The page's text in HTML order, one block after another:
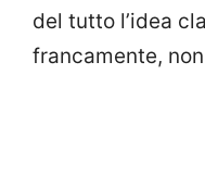
del tutto l’idea
francamente,